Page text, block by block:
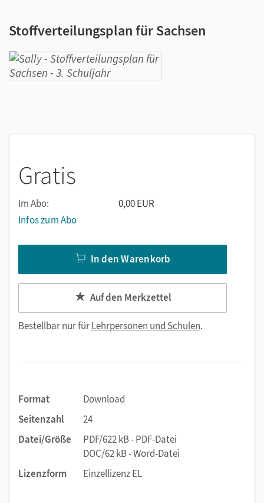
Stoffverteilungsplan für Sachsen
Gratis
Im Abo:
0,00 EUR
Infos zum Abo
In den Warenkorb
Auf den Merkzettel
Bestellbar nur fürLehrpersonen und Schulen.
Format
Download
Seitenzahl
24
Datei/Größe
PDF/622 kB - PDF-Datei
DOC/62 kB - Word-Datei
Lizenzform
Einzellizenz EL